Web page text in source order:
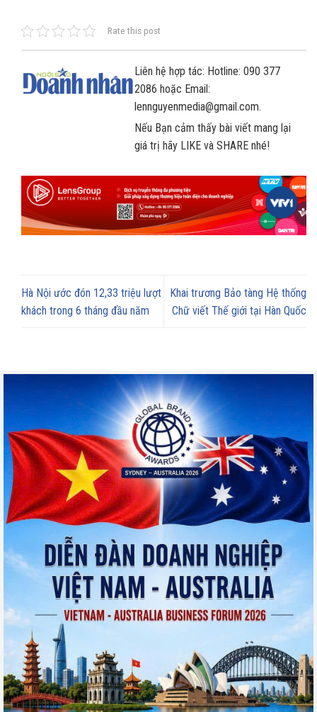
Rate this post
Liên hệ hợp tác: Hotline: 090 377
2086 hoặc Email:
lennguyenmedia@gmail.com.
Nếu Bạn cảm thấy bài viết mang lại
giá trị hãy LIKE và SHARE nhé!
Hà Nội ước đón 12,33 triệu lượt
khách trong 6 tháng đầu năm
Khai trương Bảo tàng Hệ thống
Chữ viết Thế giới tại Hàn Quốc